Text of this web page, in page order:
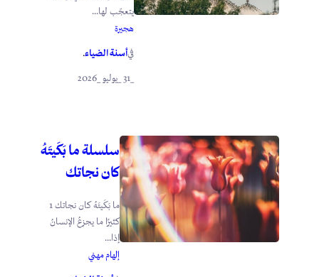
يتعجّب لها...
هجيرة
فيأسنة الضياء.
سلسلة ما بَكَيتَهُ
كان نجاتك
ما بَكَيتَهُ كان نجاتك 1
كثيرًا ما يجزعُ الإنسانُ
إذا...
إلهام مهني